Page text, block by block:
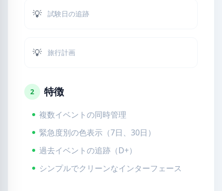
💡 試験日の追跡
💡 旅行計画
2 特徴
複数イベントの同時管理
緊急度別の色表示（7日、30日）
過去イベントの追跡（D+）
シンプルでクリーンなインターフェース